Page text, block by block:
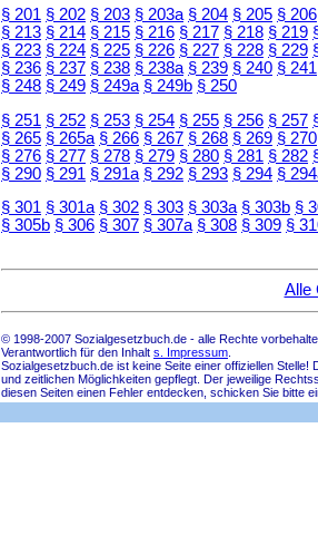
§ 201 § 202 § 203 § 203a § 204 § 205 § 206
§ 213 § 214 § 215 § 216 § 217 § 218 § 219
§ 223 § 224 § 225 § 226 § 227 § 228 § 229
§ 236 § 237 § 238 § 238a § 239 § 240 § 241
§ 248 § 249 § 249a § 249b § 250
§ 251 § 252 § 253 § 254 § 255 § 256 § 257
§ 265 § 265a § 266 § 267 § 268 § 269 § 270
§ 276 § 277 § 278 § 279 § 280 § 281 § 282
§ 290 § 291 § 291a § 292 § 293 § 294 §
§ 301 § 301a § 302 § 303 § 303a § 303b §
§ 305b § 306 § 307 § 307a § 308 § 309 §
Alle
© 1998-2007 Sozialgesetzbuch.de - alle Rechte
Verantwortlich für den Inhalt s. Impressum
Sozialgesetzbuch.de ist keine Seite einer offiziellen
und zeitlichen Möglichkeiten gepflegt. Der jeweilige
diesen Seiten einen Fehler entdecken, schicken Sie bitte